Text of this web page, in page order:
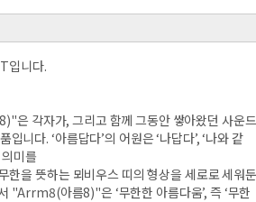
입니다.
은 각자가, 그리고 함께 그동안 쌓아왔던 사운드
니다. ‘아름답다’의 어원은 ‘나답다’, ‘나와 같
의미를
한을 뜻하는 뫼비우스 띠의 형상을 세로로 세워둔
"Arrm8(아름8)"은 ‘무한한 아름다움’, 즉 ‘무한